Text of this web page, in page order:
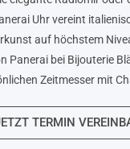
Uhr vereint
auf höchstem
Panerai bei Bijouterie
Zeitmesser mit
TERMIN